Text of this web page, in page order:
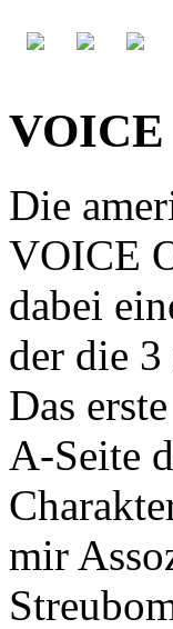
VOICE
Die
VOICE
dabei
der die
Das
A-Seite
mir